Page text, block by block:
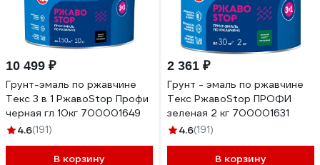
10 499 ₽
Грунт-эмаль по ржавчине
Текс 3 в 1 РжавоStop Профи
черная гл 10кг 700001649
4.6(191)
В корзину
2 361 ₽
Грунт - эмаль по ржавчине
Текс РжавоStop ПРОФИ
зеленая 2 кг 700001631
4.6(191)
В корзину